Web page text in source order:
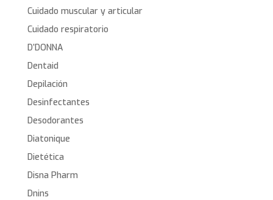
Cuidado muscular y articular
Cuidado respiratorio
D’DONNA
Dentaid
Depilación
Desinfectantes
Desodorantes
Diatonique
Dietética
Disna Pharm
Dnins